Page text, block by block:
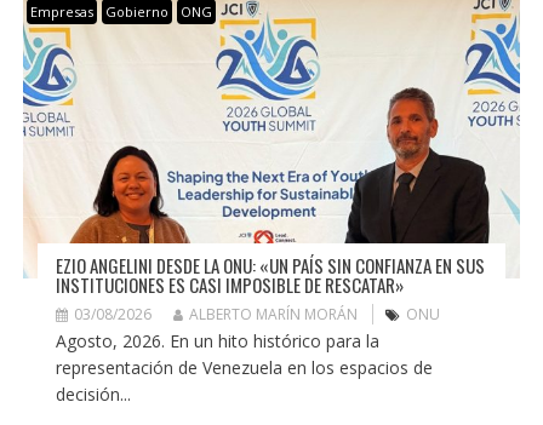
Empresas Gobierno ONG
EZIO ANGELINI DESDE LA ONU: «UN PAÍS SIN CONFIANZA EN SUS
INSTITUCIONES ES CASI IMPOSIBLE DE RESCATAR»
03/08/2026 ALBERTO MARÍN MORÁN ONU
Agosto, 2026. En un hito histórico para la
representación de Venezuela en los espacios de
decisión...